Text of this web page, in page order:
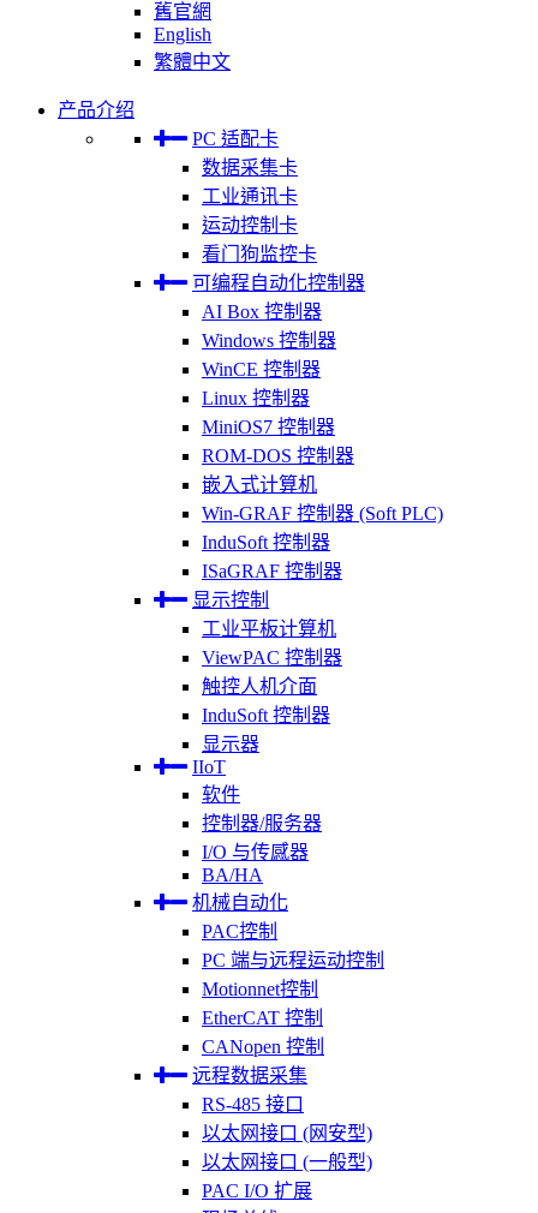
舊官網
English
繁體中文
产品介绍
PC 适配卡
数据采集卡
工业通讯卡
运动控制卡
看门狗监控卡
可编程自动化控制器
AI Box 控制器
Windows 控制器
WinCE 控制器
Linux 控制器
MiniOS7 控制器
ROM-DOS 控制器
嵌入式计算机
Win-GRAF 控制器 (Soft PLC)
InduSoft 控制器
ISaGRAF 控制器
显示控制
工业平板计算机
ViewPAC 控制器
触控人机介面
InduSoft 控制器
显示器
IIoT
软件
控制器/服务器
I/O 与传感器
BA/HA
机械自动化
PAC控制
PC 端与远程运动控制
Motionnet控制
EtherCAT 控制
CANopen 控制
远程数据采集
RS-485 接口
以太网接口 (网安型)
以太网接口 (一般型)
PAC I/O 扩展